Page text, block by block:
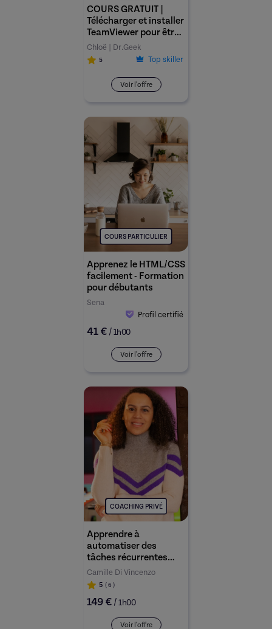
COURS GRATUIT |
Télécharger et installer
TeamViewer pour être
dépanné(e) à distance
par un(e)
professionnel(le).
Chloë | Dr.Geek
5 Top skiller
Voir l'offre
COURS PARTICULIER
Apprenez le HTML/CSS
facilement - Formation
pour débutants
Sena
Profil certifié
41 € /1h00
Voir l'offre
COACHING PRIVÉ
Apprendre à
automatiser des
tâches récurrentes
avec Make ou Zapier
Camille Di Vincenzo
5 ( 6 )
149 € /1h00
Voir l'offre